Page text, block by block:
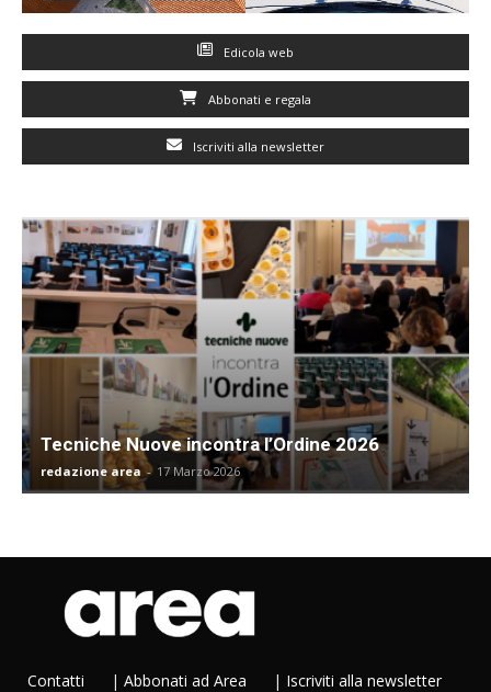
Edicola web
Abbonati e regala
Iscriviti alla newsletter
Tecniche Nuove incontra l’Ordine 2026
redazione area - 17 Marzo 2026
Contatti | Abbonati ad Area | Iscriviti alla newsletter